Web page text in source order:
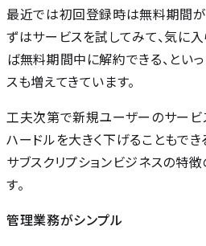
最近では初回登録時は無料期間が
ずはサービスを試してみて、気に
ば無料期間中に解約できる、とい
スも増えてきています。
工夫次第で新規ユーザーのサービ
ハードルを大きく下げることもでき
サブスクリプションビジネスの特
す。
管理業務がシンプル